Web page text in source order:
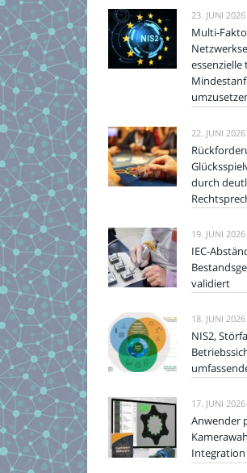
23. JUNI 2026
Multi-
essenzielle
22. JUNI 2026
durch
19. JUNI 2026
IEC-
validiert
18. JUNI 2026
NIS2,
17. JUNI 2026
Anwender
Integration